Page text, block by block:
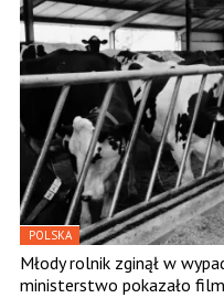
POLSKA
Młody rolnik zginął w
ministerstwo pokazało